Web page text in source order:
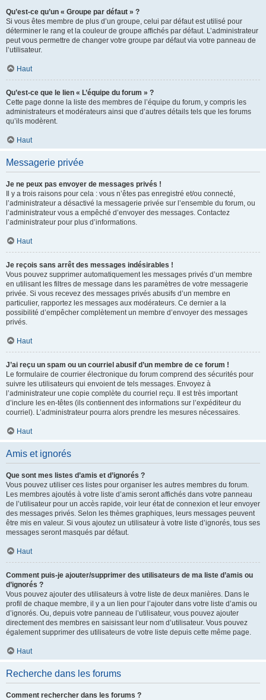
Qu’est-ce qu’un « Groupe par défaut » ?
Si vous êtes membre de plus d’un groupe, celui par défaut est utilisé pour
déterminer le rang et la couleur de groupe affichés par défaut. L’administrateur
peut vous permettre de changer votre groupe par défaut via votre panneau de
l’utilisateur.
Haut
Qu’est-ce que le lien « L’équipe du forum » ?
Cette page donne la liste des membres de l’équipe du forum, y compris les
administrateurs et modérateurs ainsi que d’autres détails tels que les forums
qu’ils modèrent.
Haut
Messagerie privée
Je ne peux pas envoyer de messages privés !
Il y a trois raisons pour cela : vous n’êtes pas enregistré et/ou connecté,
l’administrateur a désactivé la messagerie privée sur l’ensemble du forum, ou
l’administrateur vous a empêché d’envoyer des messages. Contactez
l’administrateur pour plus d’informations.
Haut
Je reçois sans arrêt des messages indésirables !
Vous pouvez supprimer automatiquement les messages privés d’un membre
en utilisant les filtres de message dans les paramètres de votre messagerie
privée. Si vous recevez des messages privés abusifs d’un membre en
particulier, rapportez les messages aux modérateurs. Ce dernier a la
possibilité d’empêcher complètement un membre d’envoyer des messages
privés.
Haut
J’ai reçu un spam ou un courriel abusif d’un membre de ce forum !
Le formulaire de courrier électronique du forum comprend des sécurités pour
suivre les utilisateurs qui envoient de tels messages. Envoyez à
l’administrateur une copie complète du courriel reçu. Il est très important
d’inclure les en-têtes (ils contiennent des informations sur l’expéditeur du
courriel). L’administrateur pourra alors prendre les mesures nécessaires.
Haut
Amis et ignorés
Que sont mes listes d’amis et d’ignorés ?
Vous pouvez utiliser ces listes pour organiser les autres membres du forum.
Les membres ajoutés à votre liste d’amis seront affichés dans votre panneau
de l’utilisateur pour un accès rapide, voir leur état de connexion et leur envoyer
des messages privés. Selon les thèmes graphiques, leurs messages peuvent
être mis en valeur. Si vous ajoutez un utilisateur à votre liste d’ignorés, tous ses
messages seront masqués par défaut.
Haut
Comment puis-je ajouter/supprimer des utilisateurs de ma liste d’amis ou
d’ignorés ?
Vous pouvez ajouter des utilisateurs à votre liste de deux manières. Dans le
profil de chaque membre, il y a un lien pour l’ajouter dans votre liste d’amis ou
d’ignorés. Ou, depuis votre panneau de l’utilisateur, vous pouvez ajouter
directement des membres en saisissant leur nom d’utilisateur. Vous pouvez
également supprimer des utilisateurs de votre liste depuis cette même page.
Haut
Recherche dans les forums
Comment rechercher dans les forums ?